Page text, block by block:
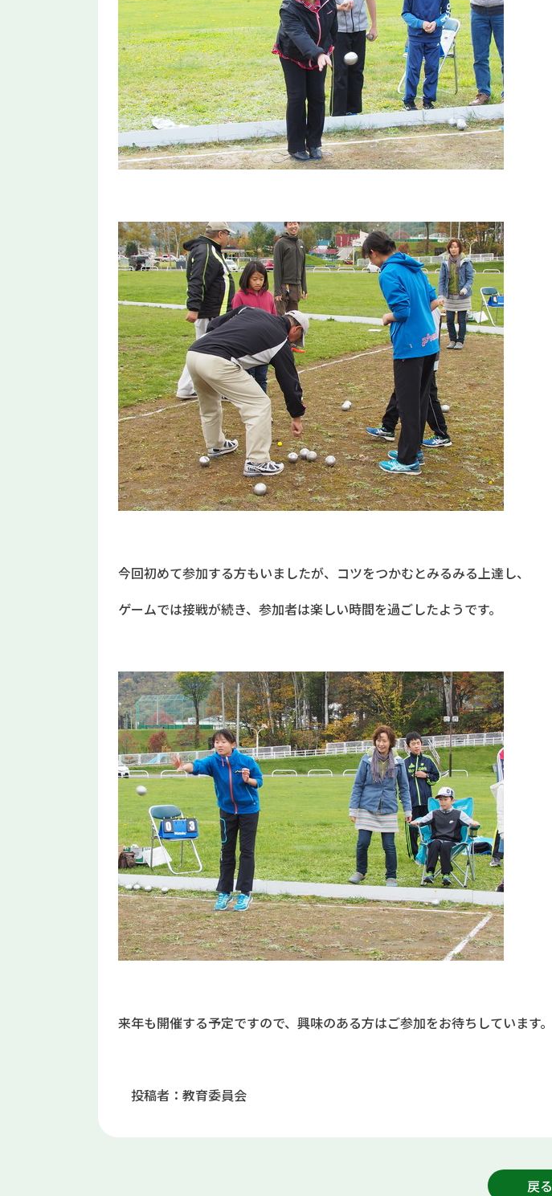
今回初めて参加する方もいましたが、コツをつかむとみるみる上達し、
ゲームでは接戦が続き、参加者は楽しい時間を過ごしたようです。
来年も開催する予定ですので、興味のある方はご参加をお待ちしています。
投稿者：教育委員会
戻る